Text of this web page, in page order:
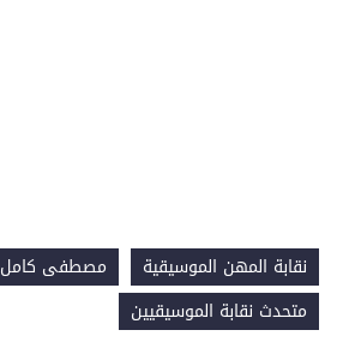
نقابة المهن الموسيقية
مصطفى كامل
متحدث نقابة الموسيقيين